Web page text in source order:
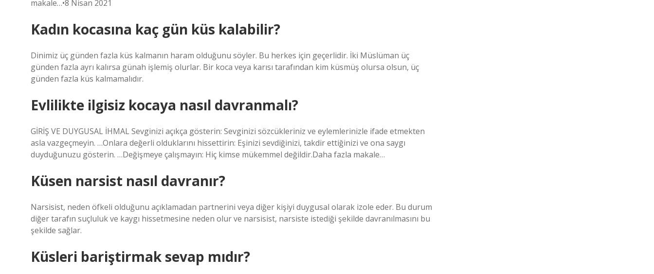
makale…•8 Nisan 2021
Kadın kocasına kaç gün küs kalabilir?
Dinimiz üç günden fazla küs kalmanın haram olduğunu söyler. Bu herkes için geçerlidir. İki Müslüman üç
günden fazla ayrı kalırsa günah işlemiş olurlar. Bir koca veya karısı tarafından kim küsmüş olursa olsun, üç
günden fazla küs kalmamalıdır.
Evlilikte ilgisiz kocaya nasıl davranmalı?
GİRİŞ VE DUYGUSAL İHMAL Sevginizi açıkça gösterin: Sevginizi sözcükleriniz ve eylemlerinizle ifade etmekten
asla vazgeçmeyin. …Onlara değerli olduklarını hissettirin: Eşinizi sevdiğinizi, takdir ettiğinizi ve ona saygı
duyduğunuzu gösterin. …Değişmeye çalışmayın: Hiç kimse mükemmel değildir.Daha fazla makale…
Küsen narsist nasıl davranır?
Narsisist, neden öfkeli olduğunu açıklamadan partnerini veya diğer kişiyi duygusal olarak izole eder. Bu durum
diğer tarafın suçluluk ve kaygı hissetmesine neden olur ve narsisist, narsiste istediği şekilde davranılmasını bu
şekilde sağlar.
Küsleri bariştirmak sevap mıdır?